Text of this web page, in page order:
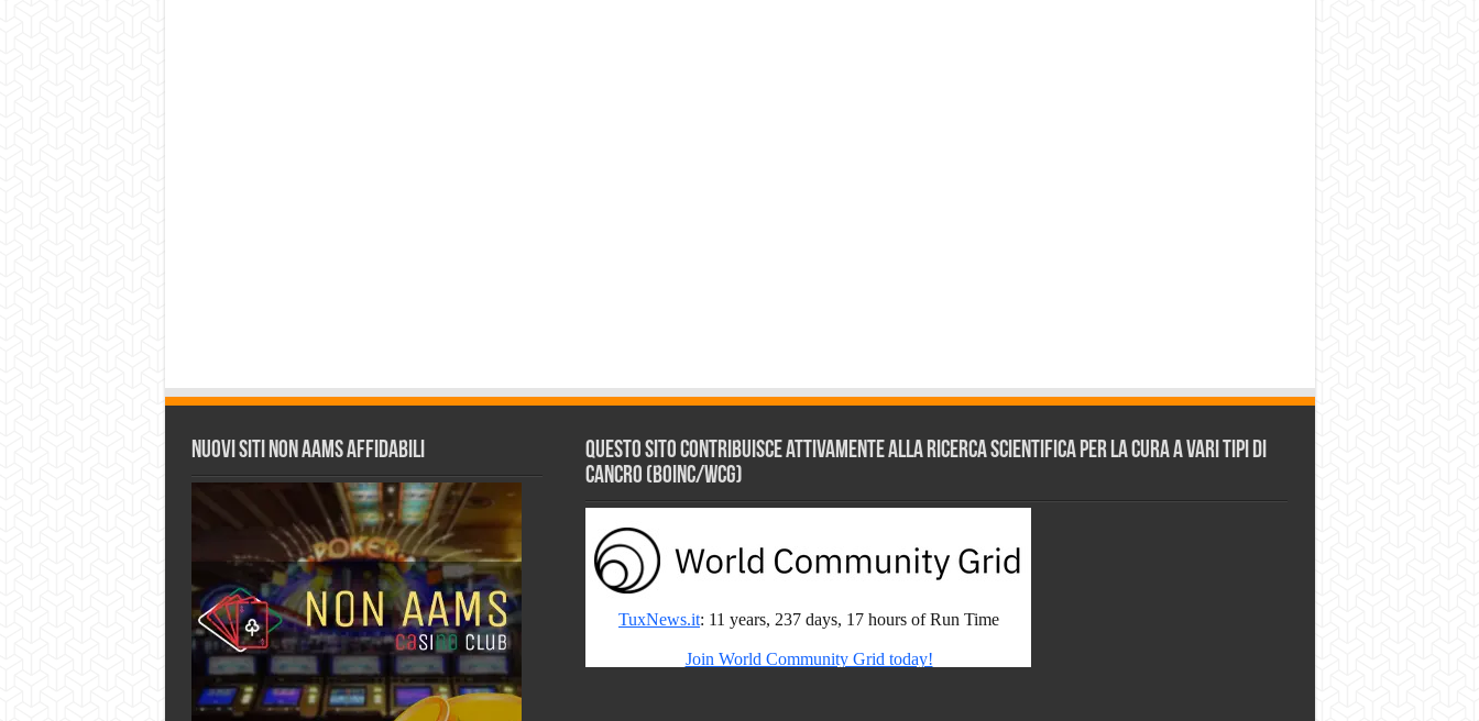
Nuovi siti non AAMS affidabili
Questo sito contribuisce attivamente alla ricerca scientifica per la cura a vari tipi di
Cancro (BOINC/WCG)